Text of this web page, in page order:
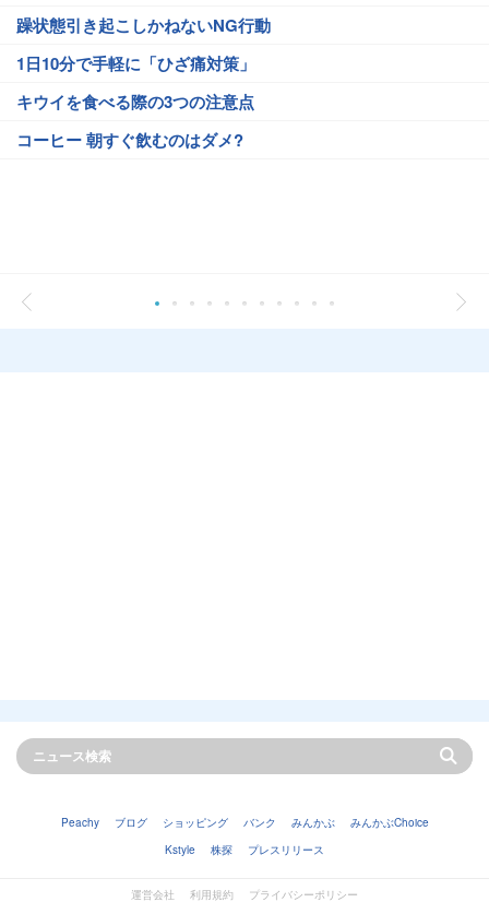
躁状態引き起こしかねないNG行動
1日10分で手軽に「ひざ痛対策」
キウイを食べる際の3つの注意点
コーヒー 朝すぐ飲むのはダメ?
Peachy ブログ ショッピング バンク みんかぶ
みんかぶChoice
Kstyle
株探 プレスリリース
運営会社 利用規約 プライバシーポリシー